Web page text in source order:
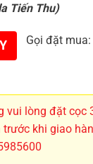
Tiến Thu)
Gọi đặt mua:
vui lòng đặt cọc
khi giao